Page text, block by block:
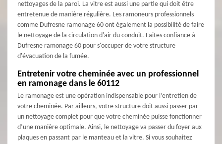
nettoyages de la paroi. La vitre est aussi une partie qui doit être
entretenue de manière régulière. Les ramoneurs professionnels
comme Dufresne ramonage 60 ont également la possibilité de faire
le nettoyage de la circulation d'air du conduit. Faites confiance à
Dufresne ramonage 60 pour s'occuper de votre structure
d'évacuation de la fumée.
Entretenir votre cheminée avec un professionnel
en ramonage dans le 60112
Le ramonage est une opération indispensable pour l’entretien de
votre cheminée. Par ailleurs, votre structure doit aussi passer par
un nettoyage complet pour que votre cheminée puisse fonctionner
d’une manière optimale. Ainsi, le nettoyage va passer du foyer aux
plaques en passant par le manteau et la vitre. Si vous souhaitez